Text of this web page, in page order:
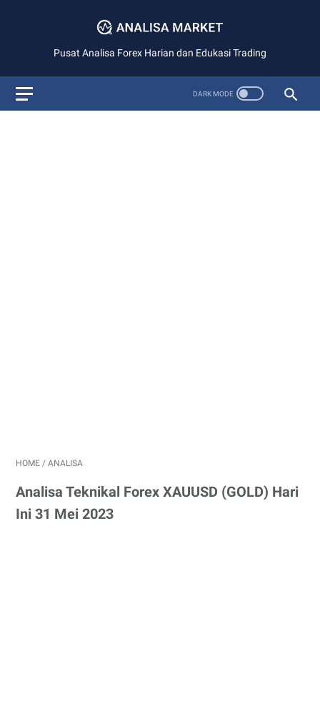
Pusat Analisa Forex Harian dan Edukasi Trading
HOME / ANALISA
Analisa Teknikal Forex XAUUSD (GOLD) Hari
Ini 31 Mei 2023